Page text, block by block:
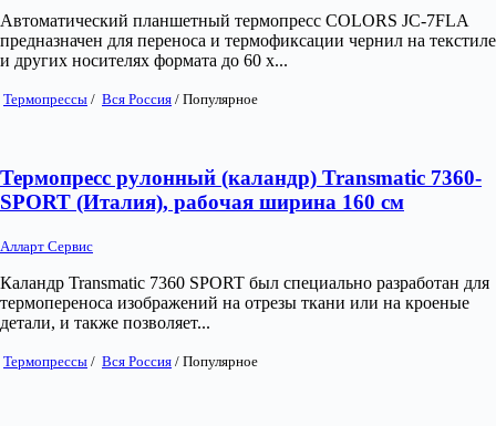
Автоматический планшетный термопресс COLORS JC-7FLA
предназначен для переноса и термофиксации чернил на текстиле
и других носителях формата до 60 х...
Термопрессы / Вся Россия / Популярное
Термопресс рулонный (каландр) Transmatic 7360-
SPORT (Италия), рабочая ширина 160 см
Алларт Сервис
Каландр Transmatic 7360 SPORT был специально разработан для
термопереноса изображений на отрезы ткани или на кроеные
детали, и также позволяет...
Термопрессы / Вся Россия / Популярное